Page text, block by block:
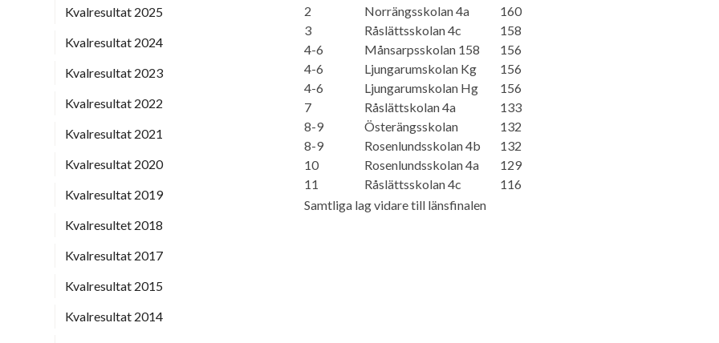
Kvalresultat 2025
Kvalresultat 2024
Kvalresultat 2023
Kvalresultat 2022
Kvalresultat 2021
Kvalresultat 2020
Kvalresultat 2019
Kvalresultet 2018
Kvalresultat 2017
Kvalresultat 2015
Kvalresultat 2014
2
Norrängsskolan 4a
160
3
Råslättsskolan 4c
158
4-6
Månsarpsskolan 158
156
4-6
Ljungarumskolan Kg
156
4-6
Ljungarumskolan Hg
156
7
Råslättskolan 4a
133
8-9
Österängsskolan
132
8-9
Rosenlundsskolan 4b
132
10
Rosenlundsskolan 4a
129
11
Råslättsskolan 4c
116
Samtliga lag vidare till länsfinalen